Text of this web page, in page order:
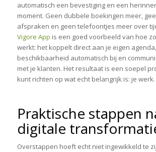
automatisch een bevestiging en een
moment. Geen dubbele boekingen meer,
afspraken en geen telefoontjes meer over
Vigore App is een goed voorbeeld van hoe
werkt: het koppelt direct aan je eigen
beschikbaarheid automatisch bij en
met je klanten. Het resultaat is een soepel
kunt richten op wat echt belangrijk is: je werk.
Praktische stappen
digitale
Overstappen hoeft echt niet ingewikkeld te